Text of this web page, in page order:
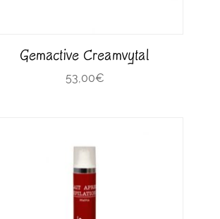
Gemactive Creamvytal
53,00€